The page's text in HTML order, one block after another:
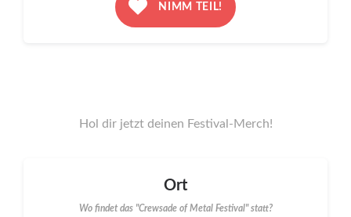
NIMM TEIL!
Hol dir jetzt deinen Festival-Merch!
Ort
Wo findet das "Crewsade of Metal Festival" statt?